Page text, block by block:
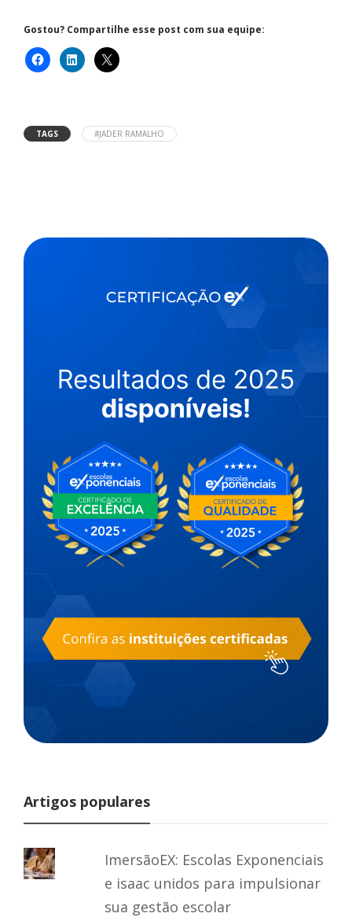
Gostou? Compartilhe esse post com sua equipe:
TAGS #JADER RAMALHO
Artigos populares
ImersãoEX: Escolas Exponenciais
e isaac unidos para impulsionar
sua gestão escolar